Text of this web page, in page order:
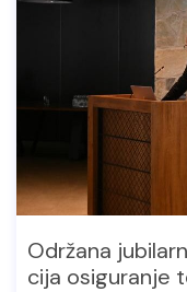
Održana
cija osiguranje